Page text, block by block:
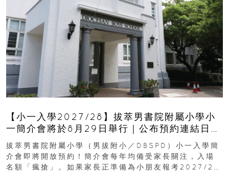
【小一入學2027/28】拔萃男書院附屬小學小
一簡介會將於8月29日舉行｜公布預約連結日期
｜更設有網上重溫
拔萃男書院附屬小學（男拔附小／DBSPD）小一入學簡
介會即將開放預約！簡介會每年均備受家長關注，入場
名額「瘋搶」。如果家長正準備為小朋友報考2027/28